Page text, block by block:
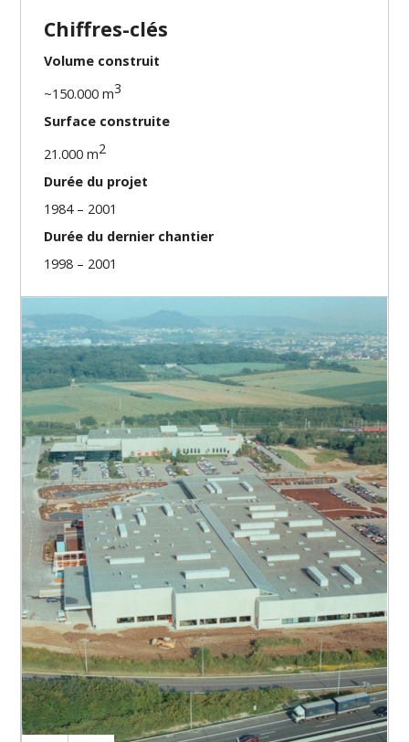
Chiffres-clés
Volume construit
~150.000 m3
Surface construite
21.000 m2
Durée du projet
1984 – 2001
Durée du dernier chantier
1998 – 2001
Nos missions
Programmation
Direction du projet
Études du projet
Autorisations
Études d’exécution
Établissement appel d’offres
Gestion des budgets
Gestion des contrats
Direction de chantier
Coordination des travaux
Exécution des travaux
Réception